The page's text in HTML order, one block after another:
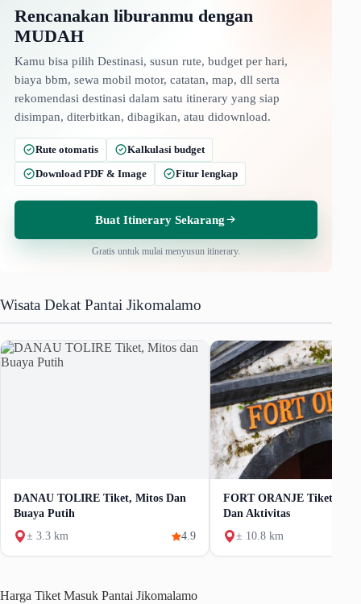
Rencanakan liburanmu dengan
MUDAH
Kamu bisa pilih Destinasi, susun rute, budget per hari,
biaya bbm, sewa mobil motor, catatan, map, dll serta
rekomendasi destinasi dalam satu itinerary yang siap
disimpan, diterbitkan, dibagikan, atau didownload.
Rute otomatis
Kalkulasi budget
Download PDF & Image
Fitur lengkap
Buat Itinerary Sekarang
Gratis untuk mulai menyusun itinerary.
Wisata Dekat Pantai Jikomalamo
DANAU TOLIRE Tiket, Mitos Dan
Buaya Putih
± 3.3 km
4.9
FORT ORANJE Tiket,
Dan Aktivitas
± 10.8 km
Harga Tiket Masuk Pantai Jikomalamo